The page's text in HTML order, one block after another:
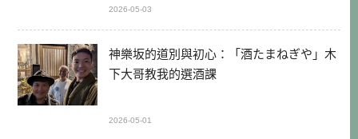
2026-05-03
神樂坂的道別與初心：「酒たまねぎや」木
下大哥教我的選酒課
2026-05-01